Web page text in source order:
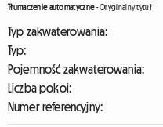
Tłumaczenie automatyczne-Oryginalny tytuł
Typ zakwaterowania:
Typ:
Pojemność zakwaterowania:
Liczba pokoi:
Numer referencyjny: